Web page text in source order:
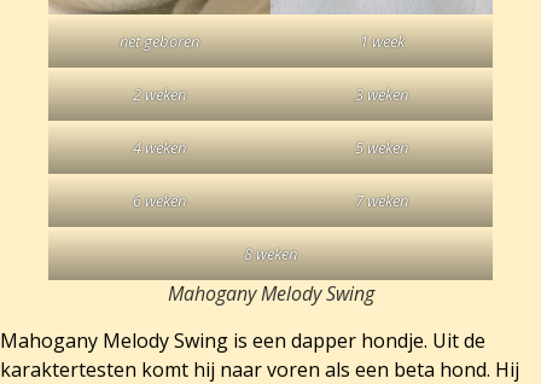
net geboren 1 week
2 weken 3 weken
4 weken 5 weken
6 weken 7 weken
8 weken
Mahogany Melody Swing
Mahogany Melody Swing is een dapper hondje. Uit de
karaktertesten komt hij naar voren als een beta hond. Hij